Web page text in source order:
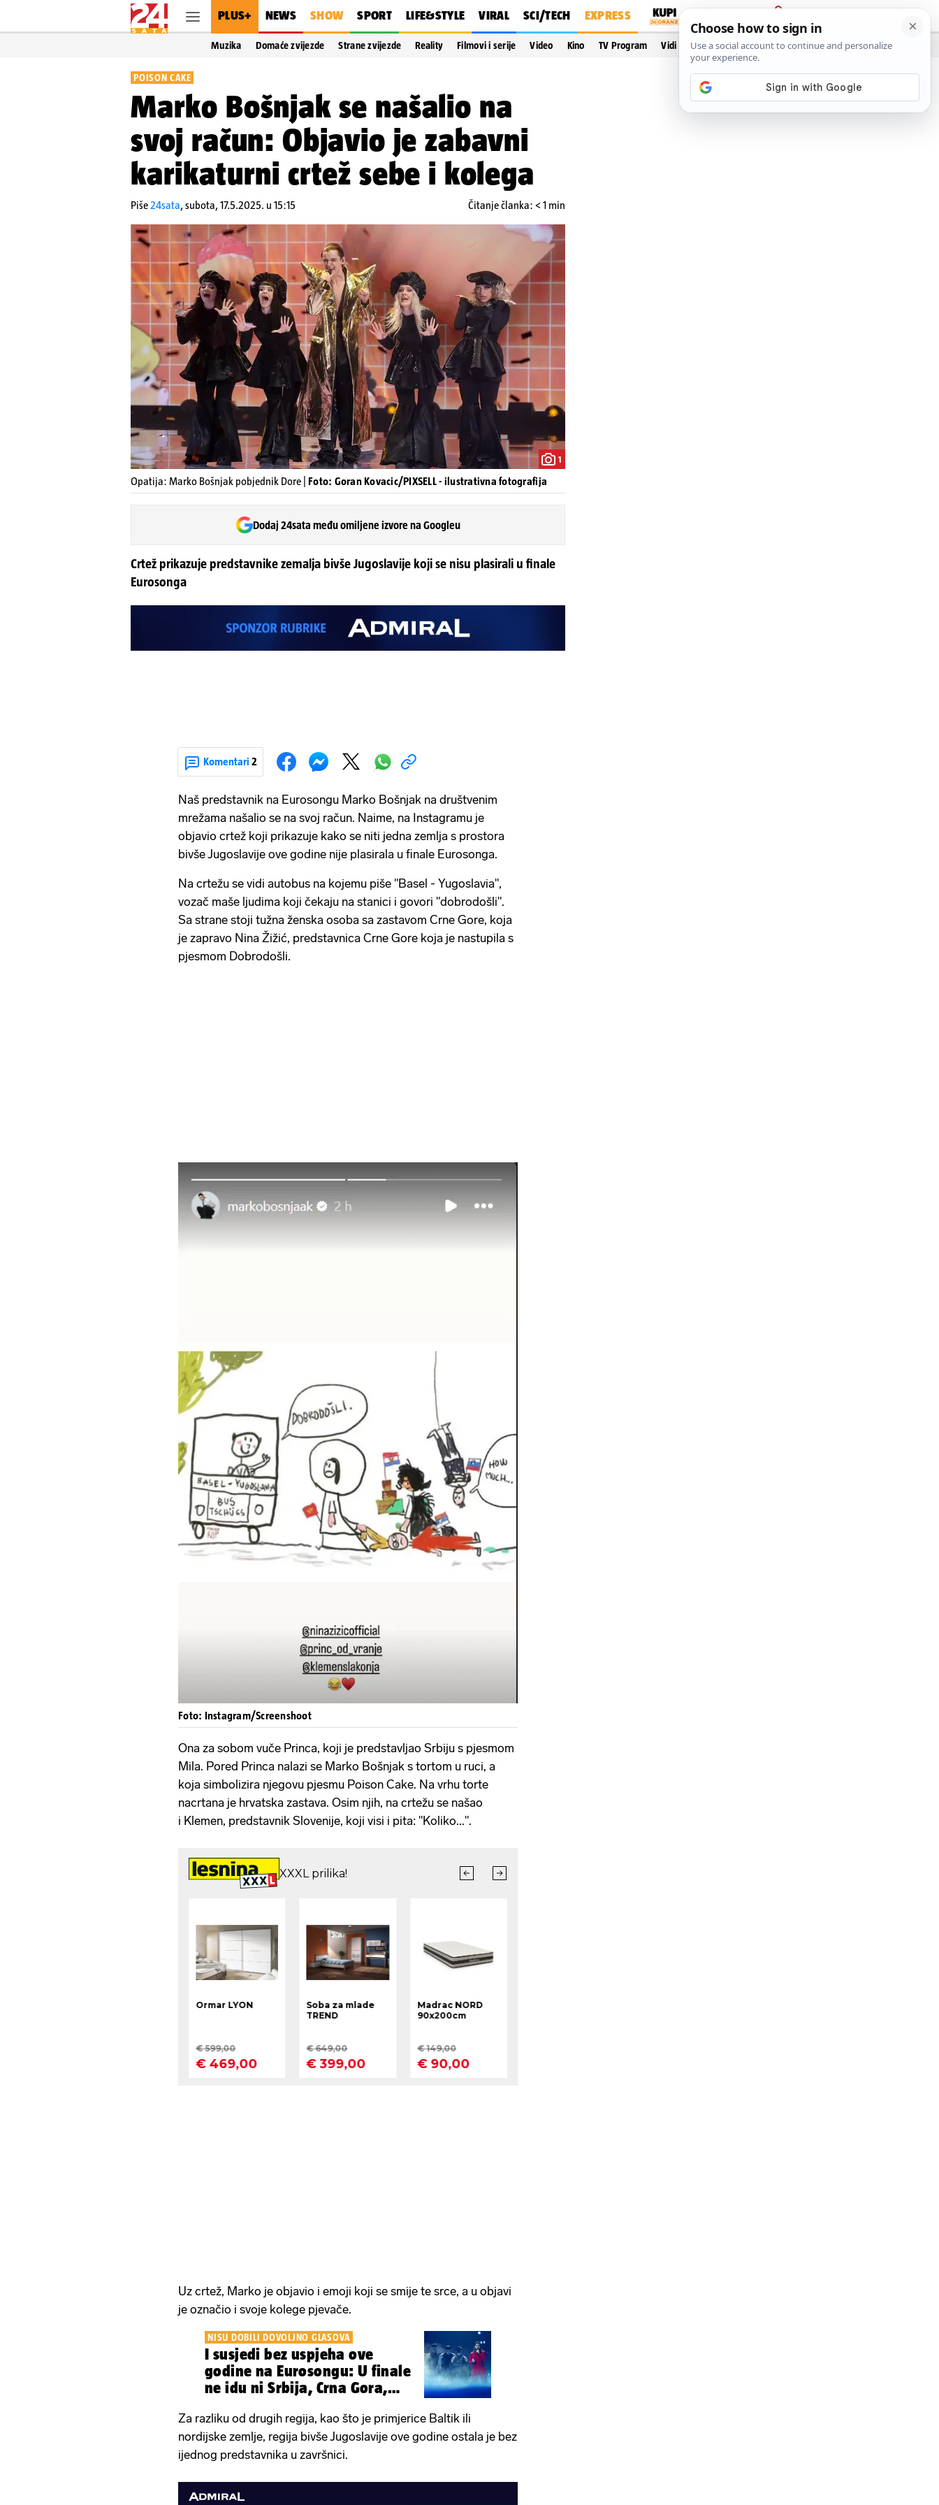
PLUS+ NEWS SHOW SPORT LIFE&STYLE VIRAL SCI/TECH EXPRESS
PRIJAVA
Muzika Domaće zvijezde Strane zvijezde Reality Filmovi i serije Video Kino TV Program Vidi još…
POISON CAKE
Marko Bošnjak se našalio na
svoj račun: Objavio je zabavni
karikaturni crtež sebe i kolega
Piše24sata,subota, 17.5.2025. u 15:15 Čitanje članka: < 1 min
1
Opatija: Marko Bošnjak pobjednik Dore | Foto: Goran Kovacic/PIXSELL - ilustrativna fotografija
Dodaj 24sata među omiljene izvore na Googleu
Crtež prikazuje predstavnike zemalja bivše Jugoslavije koji se nisu plasirali u finale
Eurosonga
Komentari 2
Naš predstavnik na Eurosongu Marko Bošnjak na društvenim
mrežama našalio se na svoj račun. Naime, na Instagramu je
objavio crtež koji prikazuje kako se niti jedna zemlja s prostora
bivše Jugoslavije ove godine nije plasirala u finale Eurosonga.
Na crtežu se vidi autobus na kojemu piše "Basel - Yugoslavia",
vozač maše ljudima koji čekaju na stanici i govori "dobrodošli".
Sa strane stoji tužna ženska osoba sa zastavom Crne Gore, koja
je zapravo Nina Žižić, predstavnica Crne Gore koja je nastupila s
pjesmom Dobrodošli.
Foto: Instagram/Screenshoot
Ona za sobom vuče Princa, koji je predstavljao Srbiju s pjesmom
Mila. Pored Princa nalazi se Marko Bošnjak s tortom u ruci, a
koja simbolizira njegovu pjesmu Poison Cake. Na vrhu torte
nacrtana je hrvatska zastava. Osim njih, na crtežu se našao
i Klemen, predstavnik Slovenije, koji visi i pita: "Koliko...".
Uz crtež, Marko je objavio i emoji koji se smije te srce, a u objavi
je označio i svoje kolege pjevače.
NISU DOBILI DOVOLJNO GLASOVA
I susjedi bez uspjeha ove
godine na Eurosongu: U finale
ne idu ni Srbija, Crna Gora,
Za razliku od drugih regija, kao što je primjerice Baltik ili
nordijske zemlje, regija bivše Jugoslavije ove godine ostala je bez
ijednog predstavnika u završnici.